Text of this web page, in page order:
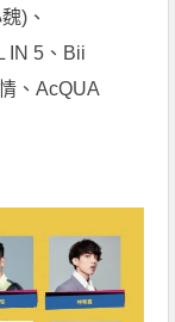
)、
IN 5、Bii
、AcQUA